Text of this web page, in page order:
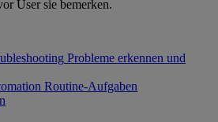
User sie bemerken.
Probleme erkennen und
Routine-Aufgaben